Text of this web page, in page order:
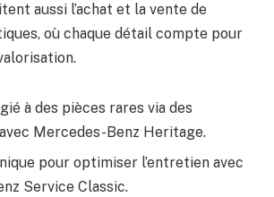
aussi l’achat et la vente de
où chaque détail compte pour
à des pièces rares via des
Mercedes-Benz Heritage.
pour optimiser l’entretien avec
Service Classic.